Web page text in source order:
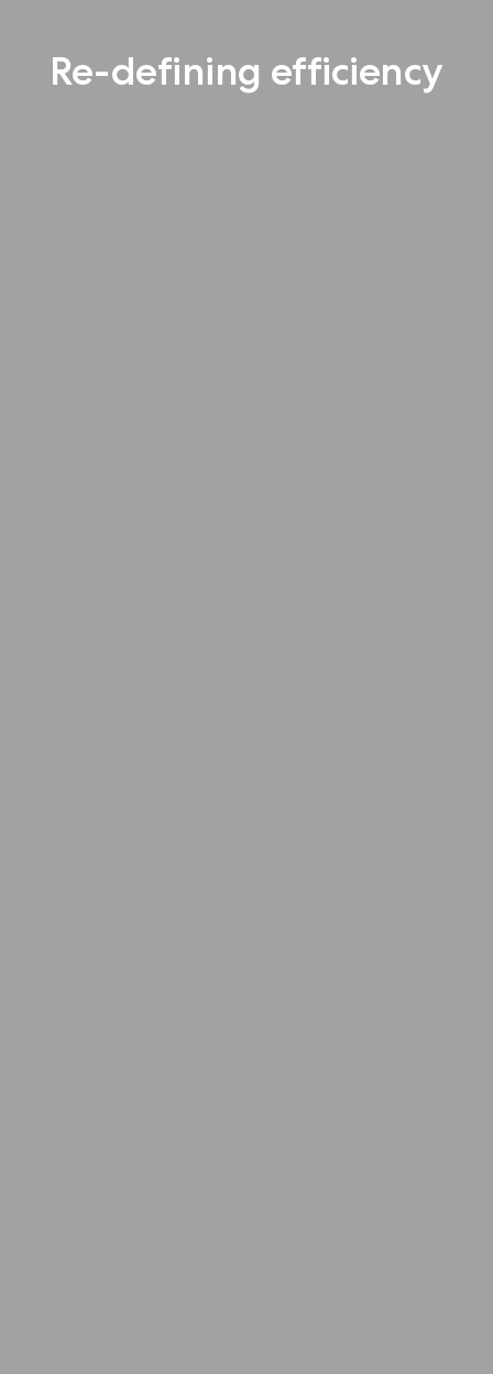
Re-defining efficiency